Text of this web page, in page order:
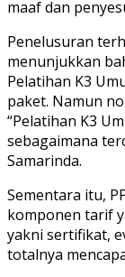
maaf dan
Penelusuran
menunjukkan
Pelatihan K3
paket. Namun
“Pelatihan K3
sebagaimana
Samarinda.
Sementara itu,
komponen tarif
yakni sertifikat,
totalnya